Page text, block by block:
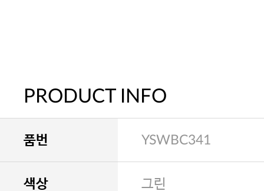
PRODUCT INFO
품번 YSWBC341
색상 그린